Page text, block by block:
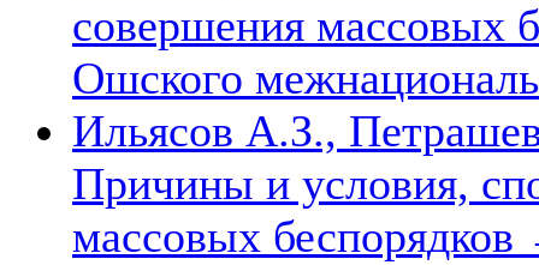
совершения массовых
Ошского
Ильясов А.З.,
Причины и условия,
массовых беспорядков